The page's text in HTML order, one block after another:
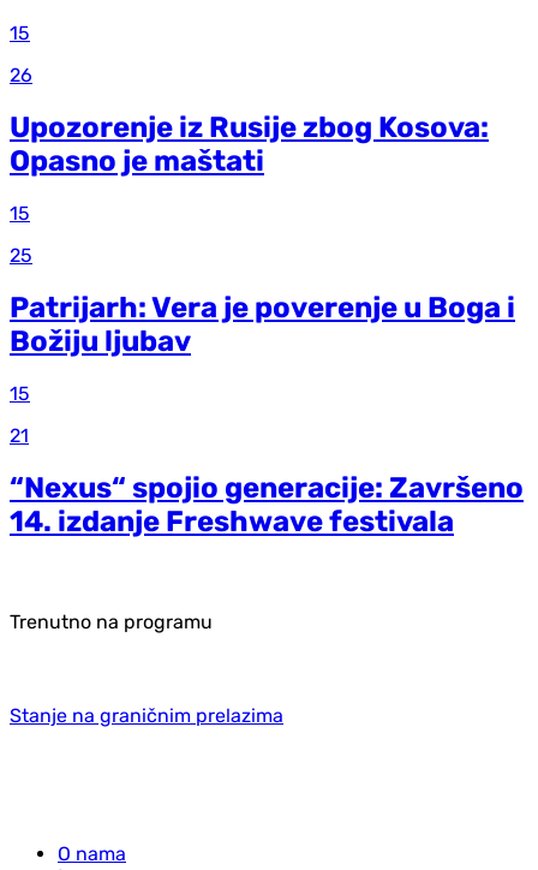
15
26
Upozorenje iz Rusije zbog Kosova:
Opasno je maštati
15
25
Patrijarh: Vera je poverenje u Boga i
Božiju ljubav
15
21
“Nexus“ spojio generacije: Završeno
14. izdanje Freshwave festivala
Trenutno na programu
Stanje na graničnim prelazima
O nama